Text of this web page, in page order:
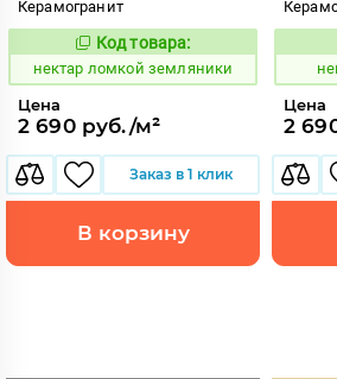
Керамогранит
1131031
Код товара:
нектар ломкой земляники
Цена
2 690 руб./м²
Заказ в 1 клик
В корзину
Цена
2